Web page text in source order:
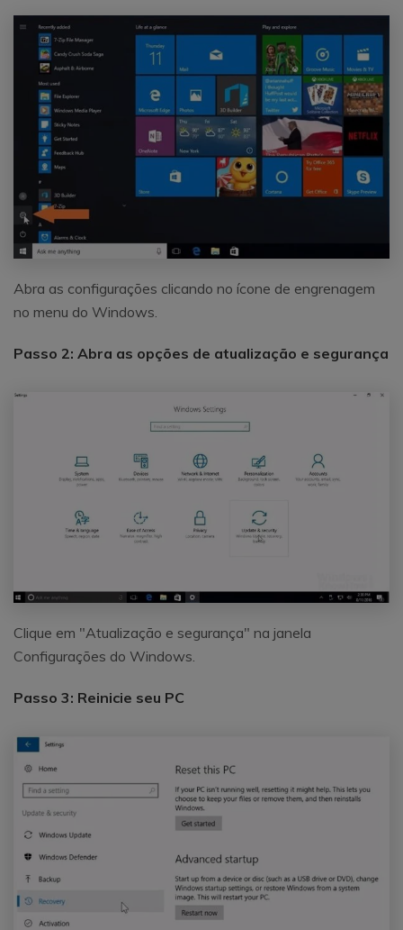
Abra as configurações clicando no ícone de engrenagem
no menu do Windows.
Passo 2: Abra as opções de atualização e segurança
Clique em "Atualização e segurança" na janela
Configurações do Windows.
Passo 3: Reinicie seu PC